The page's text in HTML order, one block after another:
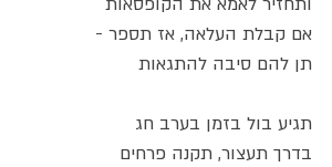
אם קבלת העלאה, אז תספר -
תן להם סיבה להתגאות
תגיע בול בזמן בערב חג
בדרך תעצור, תקנה פרחים